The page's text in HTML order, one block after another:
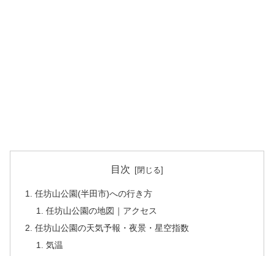
目次
任坊山公園(半田市)への行き方
任坊山公園の地図｜アクセス
任坊山公園の天気予報・夜景・星空指数
気温